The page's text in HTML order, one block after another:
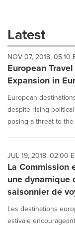
dropdown
will
cause
content
on
this
page
to
change.
News
listings
update
as
each
option
is
selected.
Latest
NOV 07, 2018, 05:10
European
Expansion in
European
despite rising
posing a threat to the
JUL 19, 2018, 02:00
La Commission
une dynamique
saisonnier de
Les destinations
estivale